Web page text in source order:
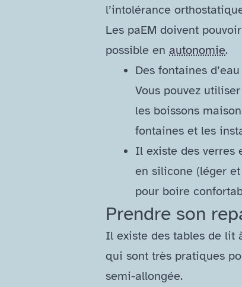
l’intolérance
Les paEM doivent
possible en autonomie.
Des fontaines
Vous pouvez
les boissons
fontaines et les
Il existe des verres
en silicone (léger
pour boire
Prendre son
Il existe des tables de lit
qui sont très pratiques
semi-allongée.